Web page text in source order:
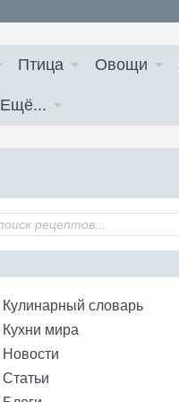
Птица Овощи
Ещё...
Кулинарный словарь
Кухни мира
Новости
Статьи